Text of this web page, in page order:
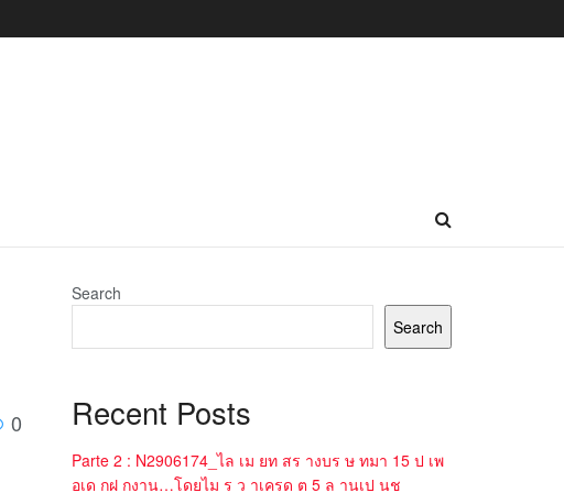
0
Search
Search
Recent Posts
Parte 2 : N2906174_ไล เม ยท สร างบร ษ ทมา 15 ป เพ
อเด กฝ กงาน…โดยไม ร ว าเครด ต 5 ล านเป นช